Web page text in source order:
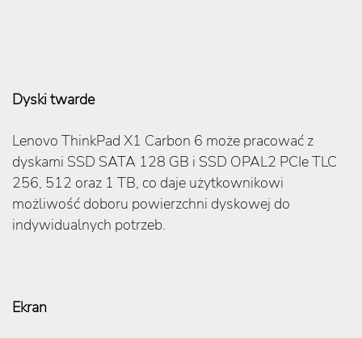
Dyski twarde
Lenovo ThinkPad X1 Carbon 6 może pracować z
dyskami SSD SATA 128 GB i SSD OPAL2 PCIe TLC
256, 512 oraz 1 TB, co daje użytkownikowi
możliwość doboru powierzchni dyskowej do
indywidualnych potrzeb.
Ekran